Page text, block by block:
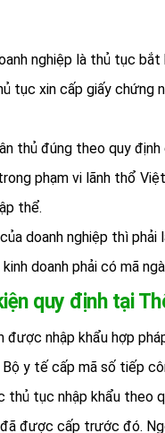
nghiệp là thủ tục
tục xin cấp giấy
thủ đúng theo quy
phạm vi lãnh thổ
thể.
doanh nghiệp thì
doanh phải có mã
quy định tại
được nhập khẩu hợp
y tế cấp mã số tiếp
tục nhập khẩu theo
được cấp trước đó.